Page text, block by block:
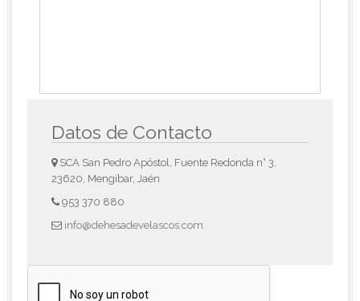
Datos de Contacto
SCA San Pedro Apóstol, Fuente Redonda n° 3,
23620, Mengíbar, Jaén
953 370 880
info@dehesadevelascos.com